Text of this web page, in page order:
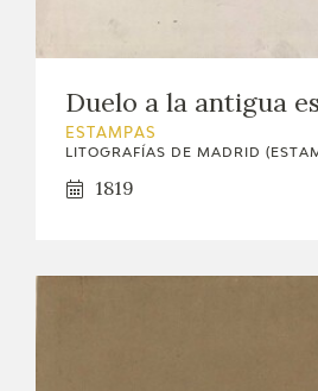
Duelo a la antigua
ESTAMPAS
LITOGRAFÍAS DE MADRID
1819